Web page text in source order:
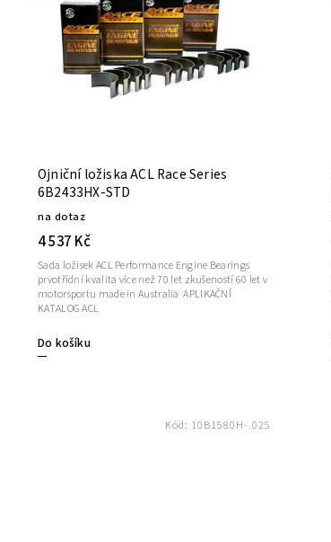
Ojniční ložiska ACL Race Series
6B2433HX-STD
na dotaz
4 537 Kč
Do košíku
Sada ložisek ACL Performance Engine Bearings
prvotřídní kvalita více než 70 let zkušeností 60 let v
motorsportu made in Australia APLIKAČNÍ
KATALOG ACL
Kód: 10B1580H-.025